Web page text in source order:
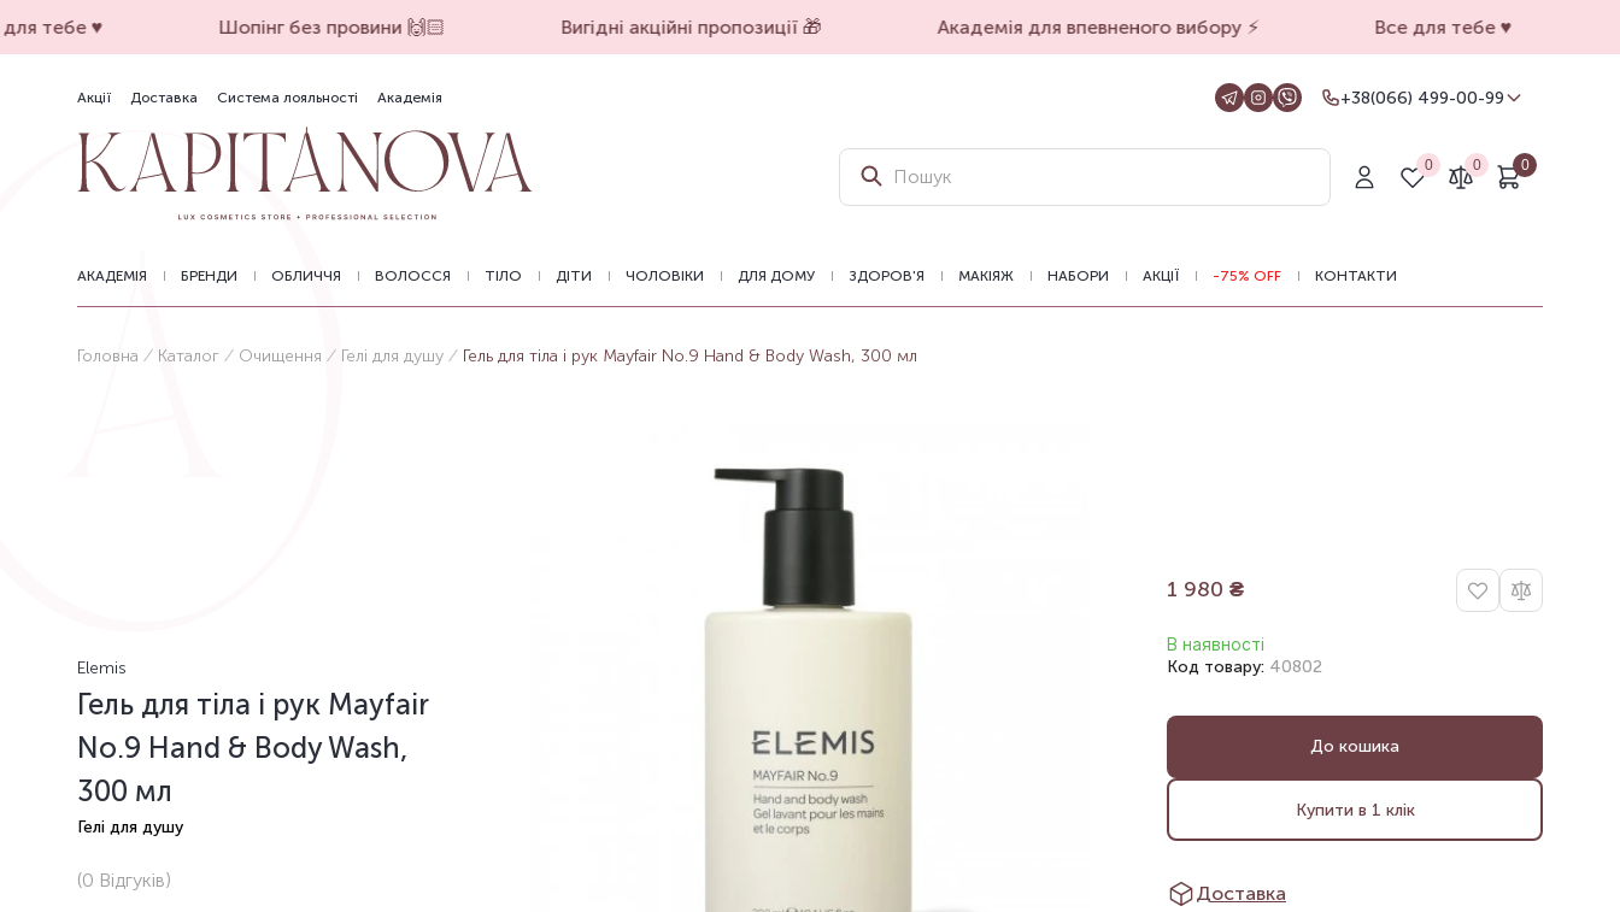
тебе ♥️ Шопінг без провини 🙌🏻 Вигідні акційні пропозиції 🎁 Академія для впевненого вибору ⚡️ Все для тебе ♥️
Акції Доставка Система лояльності Академія
+38(066) 499-00-99
Для замовлень на сайті
+38(099) 069-90-00
Магазин Харків
Оформлення замовлень на сайті
0 0 0
АКАДЕМІЯ БРЕНДИ ОБЛИЧЧЯ ВОЛОССЯ ТІЛО ДІТИ ЧОЛОВІКИ ДЛЯ ДОМУ ЗДОРОВ'Я МАКІЯЖ НАБОРИ АКЦІЇ -75% OFF КОНТАКТИ
Головна Каталог Очищення Гелі для душу Гель для тіла і рук Mayfair No.9 Hand & Body Wash, 300 мл
Elemis
Гель для тіла і рук Mayfair
No.9 Hand & Body Wash,
300 мл
Гелі для душу
(0 Відгуків)
1 980 ₴
В наявності
Код товару: 40802
До кошика
Купити в 1 клік
Доставка